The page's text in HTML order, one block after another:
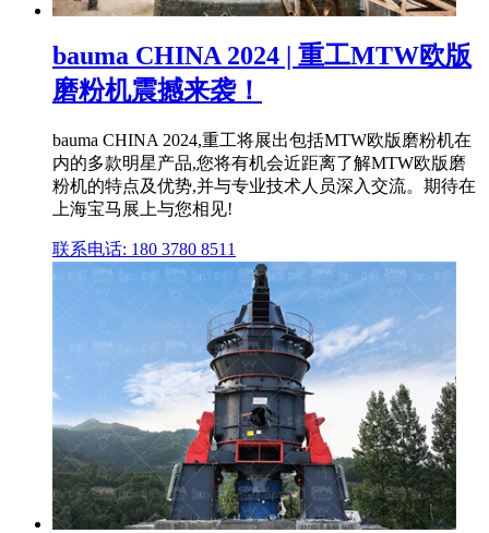
bauma CHINA 2024 | 重工MTW欧版
磨粉机震撼来袭！
bauma CHINA 2024,重工将展出包括MTW欧版磨粉机在
内的多款明星产品,您将有机会近距离了解MTW欧版磨
粉机的特点及优势,并与专业技术人员深入交流。期待在
上海宝马展上与您相见!
联系电话: 180 3780 8511